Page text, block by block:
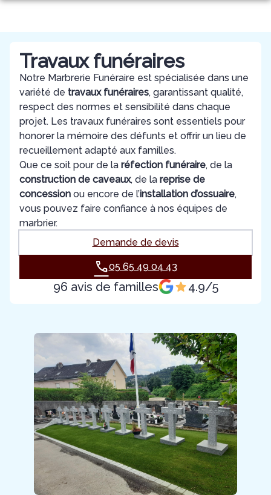
Aller
PRÉVOIR SES OBSÈQUES
MONUMENTS FUNÉRAIRES
SERVICES AUX FAMILLES
CHAMBRES FUNERAIRES
NOTRE ÉQUIPE
ESPACES HOMMAGES
Travaux funéraires
Notre Marbrerie Funéraire est spécialisée dans une
variété de travaux funéraires, garantissant qualité,
respect des normes et sensibilité dans chaque
projet. Les travaux funéraires sont essentiels pour
honorer la mémoire des défunts et offrir un lieu de
recueillement adapté aux familles.
Que ce soit pour de la réfection funéraire, de la
construction de caveaux, de la reprise de
concession ou encore de l’installation d’ossuaire,
vous pouvez faire confiance à nos équipes de
marbrier.
Demande de devis
05 65 49 04 43
96 avis de familles 4.9/5